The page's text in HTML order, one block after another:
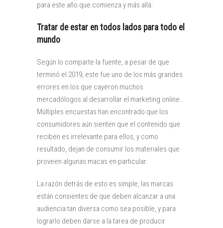
para este año que comienza y más allá:
Tratar de estar en todos lados para todo el
mundo
Según lo comparte la fuente, a pesar de que
terminó el 2019, este fue uno de los más grandes
errores en los que cayeron muchos
mercadólogos al desarrollar el marketing online.
Múltiples encuestas han encontrado que los
consumidores aún sienten que el contenido que
reciben es irrelevante para ellos, y como
resultado, dejan de consumir los materiales que
proveen algunas macas en particular.
La razón detrás de esto es simple, las marcas
están consientes de que deben alcanzar a una
audiencia tan diversa como sea posible, y para
lograrlo deben darse a la tarea de producir